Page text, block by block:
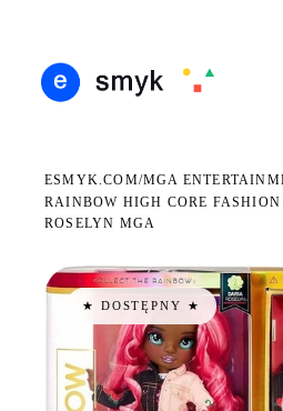
ESMYK.COM/MGA
RAINBOW HIGH CORE
ROSELYN MGA
★ DOSTĘPNY ★